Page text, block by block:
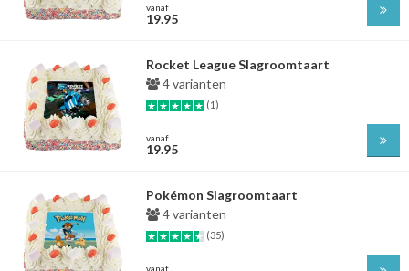
vanaf
19.95
Rocket League Slagroomtaart
4 varianten
(1)
vanaf
19.95
Pokémon Slagroomtaart
4 varianten
(35)
vanaf